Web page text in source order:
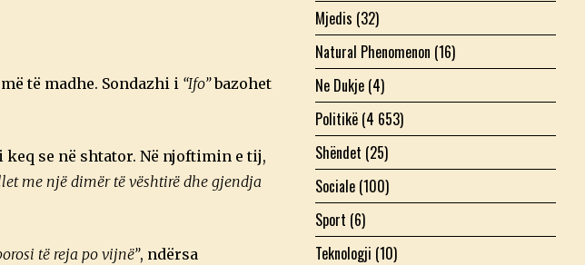
të madhe. Sondazhi i “Ifo”bazohet
se në shtator. Në njoftimin e tij,
me një dimër të vështirë dhe gjendja
të reja po vijnë”, ndërsa
Mjedis (32)
Natural Phenomenon (16)
Ne Dukje (4)
Politikë (4 653)
Shëndet (25)
Sociale (100)
Sport (6)
Teknologji (10)